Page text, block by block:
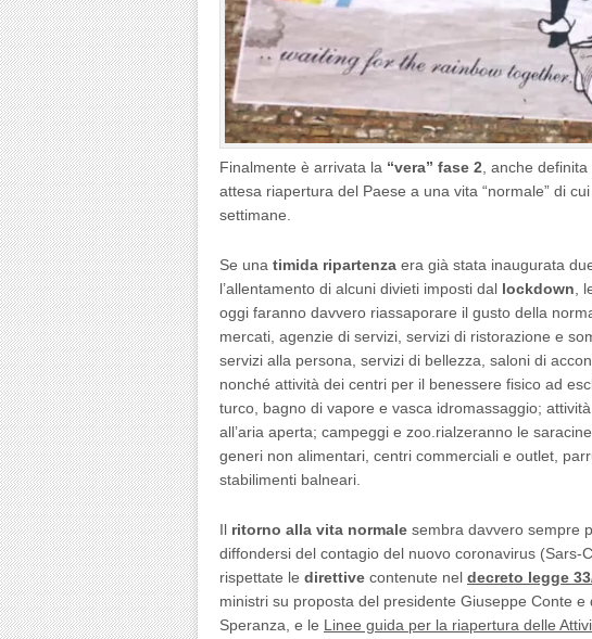
Finalmente è arrivata la “vera” fase 2 , anche definita
attesa riapertura del Paese a una vita “normale” di
settimane.
Se una timida ripartenza era già stata inaugurata
l’allentamento di alcuni divieti imposti dal lockdown ,
oggi faranno davvero riassaporare il gusto della
mercati, agenzie di servizi, servizi di ristorazione e
servizi alla persona, servizi di bellezza, saloni di
nonché attività dei centri per il benessere fisico ad
turco, bagno di vapore e vasca idromassaggio;
all’aria aperta; campeggi e zoo.rialzeranno le
generi non alimentari, centri commerciali e outlet,
stabilimenti balneari.
Il ritorno alla vita normale sembra davvero sempre
diffondersi del contagio del nuovo coronavirus (Sars-
rispettate le direttive contenute nel decreto legge
ministri su proposta del presidente Giuseppe Conte
Speranza, e le Linee guida per la riapertura delle